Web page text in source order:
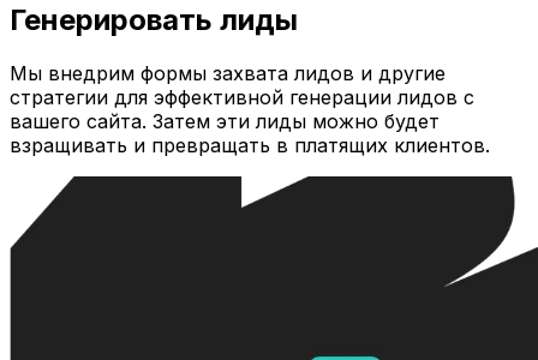
Генерировать лиды
Мы внедрим формы захвата лидов и другие
стратегии для эффективной генерации лидов с
вашего сайта. Затем эти лиды можно будет
взращивать и превращать в платящих клиентов.